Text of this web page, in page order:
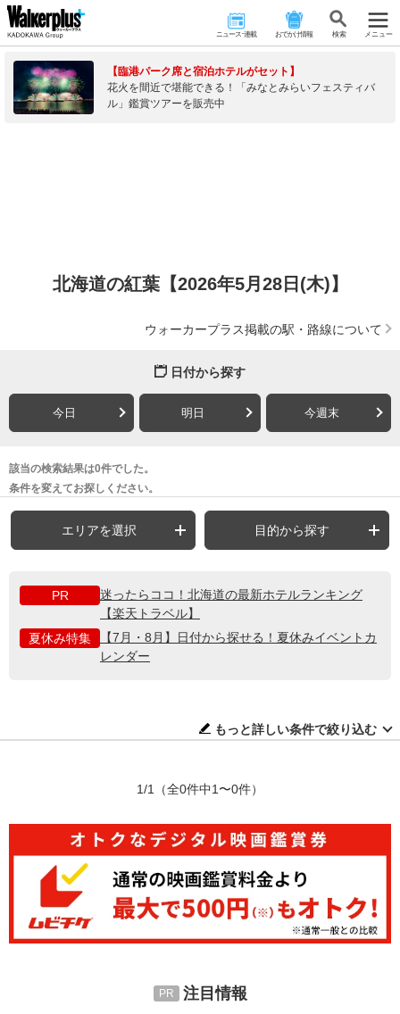
ニュース･連載 おでかけ情報 検 索 メニュー
【臨港パーク席と宿泊ホテルがセット】
花火を間近で堪能できる！「みなとみらいフェスティバ
ル」鑑賞ツアーを販売中
北海道の紅葉【2026年5月28日(木)】
ウォーカープラス掲載の駅・路線について
日付から探す
今日 明日 今週末
該当の検索結果は0件でした。
条件を変えてお探しください。
エリアを選択 目的から探す
PR
迷ったらココ！北海道の最新ホテルランキング
【楽天トラベル】
夏休み特集
【7月・8月】日付から探せる！夏休みイベントカ
レンダー
もっと詳しい条件で絞り込む
1/1 （全0件中1〜0件）
注目情報